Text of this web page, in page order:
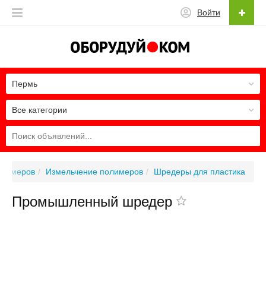
Войти
Все категории
Пермь
Измельчение полимеров Шредеры для пластика
Промышленный шредер